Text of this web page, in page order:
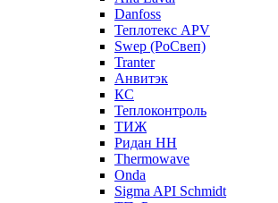
Danfoss
Теплотекс APV
Swep (РоСвеп)
Tranter
Анвитэк
КС
Теплоконтроль
ТИЖ
Ридан НН
Thermowave
Onda
Sigma API Schmidt